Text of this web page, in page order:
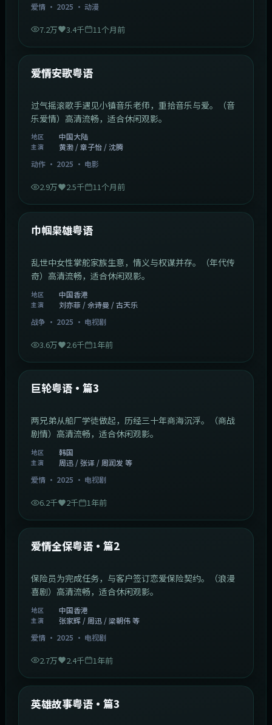
爱情· 2025 · 动漫
7.2万 3.4千 11个月前
最新
爱情安歌粤语
过气摇滚歌手遇见小镇音乐老师，重拾音乐与爱。（音
乐爱情）高清流畅，适合休闲观影。
地区 中国大陆
主演
黄渤 / 章子怡 / 沈腾
动作· 2025 · 电影
2.9万 2.5千 11个月前
最新
巾帼枭雄粤语
乱世中女性掌舵家族生意，情义与权谋并存。（年代传
奇）高清流畅，适合休闲观影。
地区 中国香港
主演
刘亦菲 / 佘诗曼 / 古天乐
战争 · 2025 · 电视剧
3.6万 2.6千 1年前
最新
巨轮粤语·篇3
两兄弟从船厂学徒做起，历经三十年商海沉浮。（商战
剧情）高清流畅，适合休闲观影。
地区 韩国
主演
周迅 / 张译 / 周润发 等
爱情· 2025 · 电视剧
6.2千 2千 1年前
最新
爱情全保粤语·篇2
保险员为完成任务，与客户签订恋爱保险契约。（浪漫
喜剧）高清流畅，适合休闲观影。
地区 中国香港
主演
张家辉 / 周迅 / 梁朝伟 等
爱情· 2025 · 电视剧
2.7万 2.4千 1年前
最新
英雄故事粤语·篇3